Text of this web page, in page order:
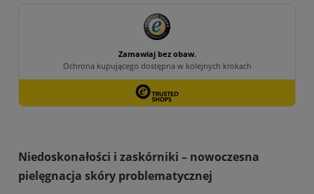
Niedoskonałości i zaskórniki – nowoczesna
pielęgnacja skóry problematycznej